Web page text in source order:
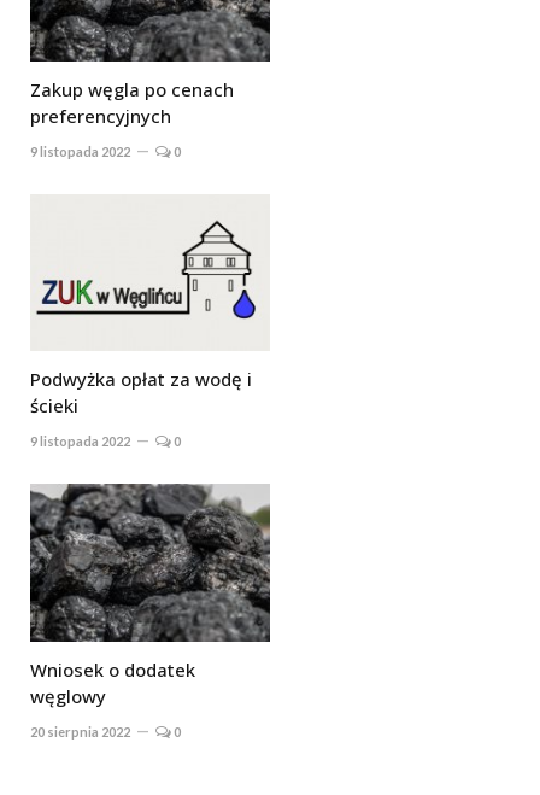
Zakup węgla po cenach
preferencyjnych
9 listopada 2022 0
Podwyżka opłat za wodę i
ścieki
9 listopada 2022 0
Wniosek o dodatek
węglowy
20 sierpnia 2022 0